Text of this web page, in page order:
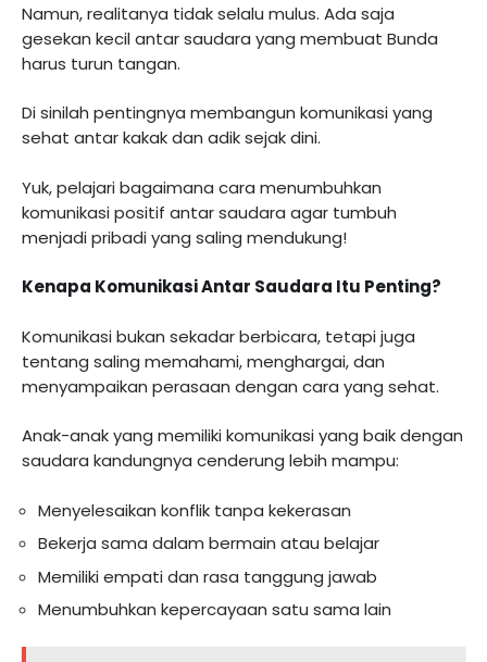
Namun, realitanya tidak selalu mulus. Ada saja
gesekan kecil antar saudara yang membuat Bunda
harus turun tangan.
Di sinilah pentingnya membangun komunikasi yang
sehat antar kakak dan adik sejak dini.
Yuk, pelajari bagaimana cara menumbuhkan
komunikasi positif antar saudara agar tumbuh
menjadi pribadi yang saling mendukung!
Kenapa Komunikasi Antar Saudara Itu Penting?
Komunikasi bukan sekadar berbicara, tetapi juga
tentang saling memahami, menghargai, dan
menyampaikan perasaan dengan cara yang sehat.
Anak-anak yang memiliki komunikasi yang baik dengan
saudara kandungnya cenderung lebih mampu:
Menyelesaikan konflik tanpa kekerasan
Bekerja sama dalam bermain atau belajar
Memiliki empati dan rasa tanggung jawab
Menumbuhkan kepercayaan satu sama lain